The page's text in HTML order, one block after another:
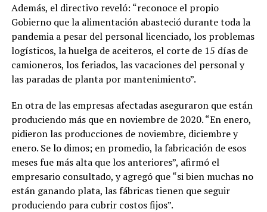
Además, el directivo reveló: “reconoce el propio
Gobierno que la alimentación abasteció durante toda la
pandemia a pesar del personal licenciado, los problemas
logísticos, la huelga de aceiteros, el corte de 15 días de
camioneros, los feriados, las vacaciones del personal y
las paradas de planta por mantenimiento”.
En otra de las empresas afectadas aseguraron que están
produciendo más que en noviembre de 2020. “En enero,
pidieron las producciones de noviembre, diciembre y
enero. Se lo dimos; en promedio, la fabricación de esos
meses fue más alta que los anteriores”, afirmó el
empresario consultado, y agregó que “si bien muchas no
están ganando plata, las fábricas tienen que seguir
produciendo para cubrir costos fijos”.